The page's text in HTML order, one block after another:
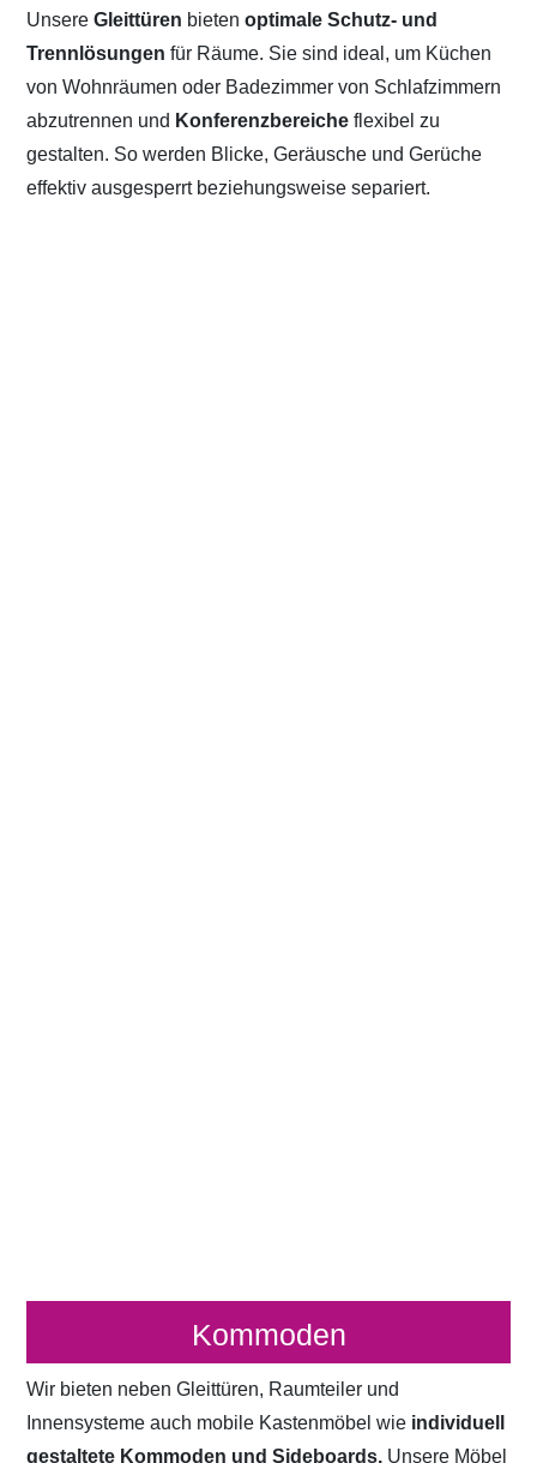
UnsereGleittüren bietenoptimale Schutz- und
Trennlösungen für Räume. Sie sind ideal, um Küchen
von Wohnräumen oder Badezimmer von Schlafzimmern
abzutrennen und Konferenzbereicheflexibel zu
gestalten. So werden Blicke, Geräusche und Gerüche
effektiv ausgesperrt beziehungsweise separiert.
Kommoden
Wir bieten neben Gleittüren, Raumteiler und
Innensysteme auch mobile Kastenmöbel wie individuell
gestaltete Kommoden und Sideboards. Unsere Möbel